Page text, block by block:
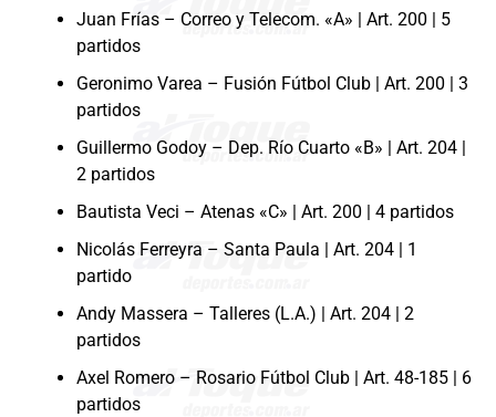
Juan Frías – Correo y Telecom. «A» | Art. 200 | 5
partidos
Geronimo Varea – Fusión Fútbol Club | Art. 200 | 3
partidos
Guillermo Godoy – Dep. Río Cuarto «B» | Art. 204 |
2 partidos
Bautista Veci – Atenas «C» | Art. 200 | 4 partidos
Nicolás Ferreyra – Santa Paula | Art. 204 | 1
partido
Andy Massera – Talleres (L.A.) | Art. 204 | 2
partidos
Axel Romero – Rosario Fútbol Club | Art. 48-185 | 6
partidos